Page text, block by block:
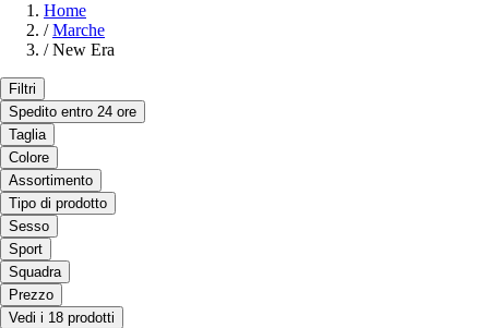
Home
/ Marche
/ New Era
Filtri
Spedito entro 24 ore
Taglia
Colore
Assortimento
Tipo di prodotto
Sesso
Sport
Squadra
Prezzo
Vedi i 18 prodotti